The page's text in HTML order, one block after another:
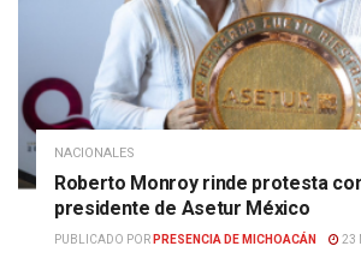
NACIONALES
Roberto Monroy rinde protesta
presidente de Asetur México
PUBLICADO POR PRESENCIA DE MICHOACÁN 23